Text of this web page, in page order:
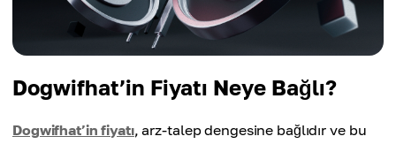
Dogwifhat’in Fiyatı Neye Bağlı?
Dogwifhat’in fiyatı, arz-talep dengesine bağlıdır ve bu